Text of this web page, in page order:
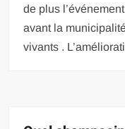
de plus
avant la
vivants .